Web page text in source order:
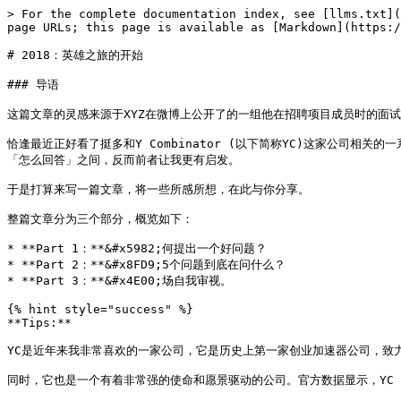
> For the complete documentation index, see [llms.txt](https://if.zoepi.online/llms.txt). Markdown versions of documentation pages are available by appending `.md` to page URLs; this page is available as [Markdown](https://if.zoepi.online/yuan-chuang-yi-sheng-de-gu-shi/2018-ying-xiong-zhi-lv-de-kai-shi.md).

# 2018：英雄之旅的开始

### 导语

这篇文章的灵感来源于XYZ在微博上公开了的一组他在招聘项目成员时的面试题目，之前我有在朋友圈分享过。

恰逢最近正好看了挺多和Y Combinator (以下简称YC)这家公司相关的一系列文章，尤其是在看完了YC的创始人保罗·格拉姆(Paul Graham)和XYZ在考量/面试项目成员的「关键问题」后，在思考他「为什么要这么问」，和要「怎么回答」之间，反而前者让我更有启发。

于是打算来写一篇文章，将一些所感所想，在此与你分享。

整篇文章分为三个部分，概览如下：

* **Part 1：**&#x5982;何提出一个好问题？
* **Part 2：**&#x8FD9;5个问题到底在问什么？
* **Part 3：**&#x4E00;场自我审视。

{% hint style="success" %}
**Tips:**

YC是近年来我非常喜欢的一家公司，它是历史上第一家创业加速器公司，致力于为初创企业提供全方位的创业解决方案，是目前全球最富盛名的孵化器之一。

同时，它也是一个有着非常强的使命和愿景驱动的公司。官方数据显示，YC 已加速超过 1900 家初创公司，这些公司的总估值高达 1 千亿美元，其中包括 Airbnb、Dropbox 和 Reddit 等覆盖各行各业的独角兽创业公司。

YC自创办以来到现在，在业界口碑一直极好。与其说是我喜欢YC，不如说我是喜欢它的创始人Paul Graham和他所办的“YC University” ，YC在我心中更像是一所大学.
{% endhint %}

## **01 | 如何提出一个好问题?**<br>

在重要的面试过程中，如何提出一个好问题真的是一个非常考验面试官能力的天平。首先，我想和你聊聊我认为的「好问题的标准」，或者换句话说，我认为的“好问题”它所「包含但不限于」的三个条件：

#### **1. 一个开放式的问题，很难用 Yes 或者 No 来回答 (Open-ended question, cannot simply answer with Yes or No)**

一个开放式问题的好处是，回答问题的人必然会经历一个详细阐述或推导演绎「是如何思考这个问题」的过程，最终才能将可行性答案呈现出来。面试官能从回答者的推导过程中了解对方的逻辑架构是如何搭建的。

#### **2. 避免提问“无条件假设”** (Avoid "What if")&#x20;

这是我最近观察到的一个现象：在一些问答网站上和现实生活中，人们都特别喜欢问类似于“如果XXX发生了会如何呢？”这样的问题。

举个真实的例子，我昨天在Quora上被随机分到的“回答邀请”，问题很简短，TA是这么问的：「What if Turing (图灵)were alive?」 &#x20;

我看到后实在没忍住，去逗了一下提问者，在下面回了：Emmmm…then Turing would be alive??? and play the guitar for you??

但如果把这个问题 Reframe 成： 「If Turing came back to life what would he think of SAI (Super Artificial IntellIGence) future development?」这样提问，是不是更好点呢。

**3. 不要引导问题的答案 (Don't lead the opnion)**

当提问者发现回答者陷入沉默或者思考的时候，往往会善意的抛出一些提示。

我还是举例来说好了。之前在一个游戏微信组里，群主问了一个问题，他是这么描述的：**任天堂在沉寂了很久后，终于推出了一款大热的现象级的掌机 Switch，大家来聊聊这家公司总是能屡屡起死回生的主要原因是什么？**

首先，这真的是一个非常好的问题。

这让一向活跃的群成员都陷入了思考之中，大概过了十分钟左右还是无人应答，于是提问者就开始提示说：是否能从上个世纪末任天堂的垄断之恶这个角度聊聊。

如果在学校期末考试Presentation的问答环节，这其实是一个非常善意的行为，去帮助紧张的学生梳理思路。

**但是在面试/问答的过程中，任何提示在「潜意识层面」都是在引导。**&#x6709;很大的几率回答者会顺着提示的内容向下延伸回答，TA的逻辑会开始approaching提问者的逻辑，这么做反而违背了面试/问答的初衷了。

以上，就是我对如何提出一个好问题的「可行性答案」。

在Part 1快进入ending 环节的时候，我想用一种「幽默的方式」加深你对Good Question的理解。毕竟前几天刚被好友“批评”说我写起东西来像AI…

那么…我来…写首有「感情」的诗…来结束 Part 1吧…

恩…诗来了…

> A good question is like a good lover.
>
> You couldn't find the good lover whthin 60 seconds in Earth,
>
> Just like you couldn't have arrived at an answer of the good question with 60 seconds on Google.
>
> Try to ask the good question,&#x20;
>
> that Google don't know.
>
> Try to find your good lover,&#x20;
>
> that Earth couldn't find out.&#x20;
>
> Then,&#x20;
>
> buy the “Go-to-Mars” ticket from my dearest Elon Musk. : )
>
> 诗名 <谁说我不会写诗系列>

## **02 | 这 5 个问题到底在问什么？**&#x20;

先把我对「这五个问题是什么，和它到底在问什么」的理解放在下图，供你参考。

![](/files/-MfhSpQ26ncCzvDm2_Qb)

可以看出的是，虽然只有短短五个问题，**但是涉及到了自我认知、逻辑能力、人际沟通、案例阐述、价值观、英文综合能力等方面的考量。**&#x53EF;以说是5个很「高级」，但又以一种「平易近人」的方式问出来的问题。

与此同时，有一个有趣的延伸问题也请你思考一下：

> **为什么YC、Google、高盛等这些在求职链金字塔最顶端的公司，面试过程中，面试官更多的是focus在这些问题上？而并非focus在问你专业的问题上。**

我思考之后得出了一个「可行性」答案，道理也很简单，一句话就可以概括：**因为好奇心和驱动力这两个东西没法教。**

硅谷的顶级投资人马克·安德森 (Marc Andreessen) 说过一句很经典的话，他说：「**就像打篮球里的身高是没法教的一样，驱动力也是一个没法教的东西。**&#x8FD9;东西，有些人有，有些人没有。你最需要的是找到那些有的人，然后用尽所有方法让他们加入。」

或者我可以从另一个角度来谈这个观点：好奇